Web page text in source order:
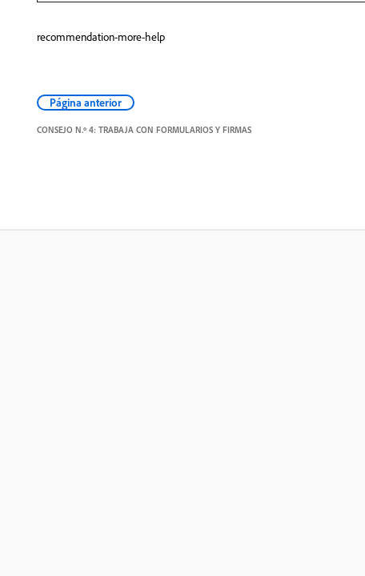
recommendation-more-help
Página anterior
CONSEJO N.º 4: TRABAJA CON FORMULARIOS Y FIRMAS